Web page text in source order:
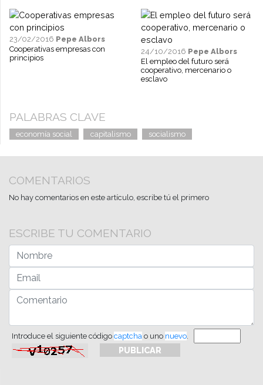
23/02/2016 Pepe Albors
Cooperativas empresas con
principios
24/10/2016 Pepe Albors
El empleo del futuro será
cooperativo, mercenario o
esclavo
PALABRAS CLAVE
economía social capitalismo socialismo
COMENTARIOS
No hay comentarios en este artículo, escribe tú el primero
ESCRIBE TU COMENTARIO
Introduce el siguiente código captcha o uno nuevo